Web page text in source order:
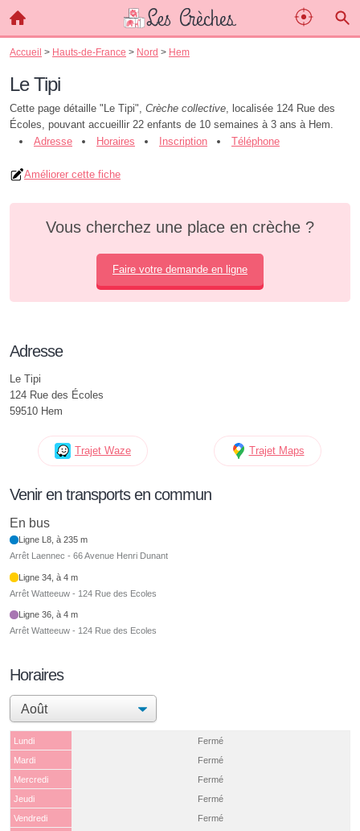
Accueil > Hauts-de-France > Nord > Hem
Le Tipi
Cette page détaille "Le Tipi", Crèche collective, localisée 124 Rue des
Écoles, pouvant accueillir 22 enfants de 10 semaines à 3 ans à Hem.
Adresse
Horaires Inscription Téléphone
Améliorer cette fiche
Vous cherchez une place en crèche ?
Faire votre demande en ligne
Adresse
Le Tipi
124 Rue des Écoles
59510 Hem
Trajet Waze Trajet Maps
Venir en transports en commun
En bus
Ligne L8, à 235 m
Arrêt Laennec - 66 Avenue Henri Dunant
Ligne 34, à 4 m
Arrêt Watteeuw - 124 Rue des Ecoles
Ligne 36, à 4 m
Arrêt Watteeuw - 124 Rue des Ecoles
Horaires
Lundi
Fermé
Mardi
Fermé
Mercredi
Fermé
Jeudi
Fermé
Vendredi
Fermé